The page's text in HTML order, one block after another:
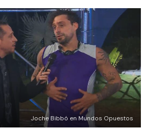
Joche Bibbó en Mundos Opuestos